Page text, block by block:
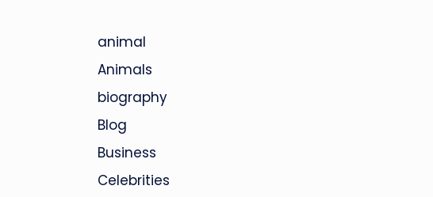
animal
Animals
biography
Blog
Business
Celebrities